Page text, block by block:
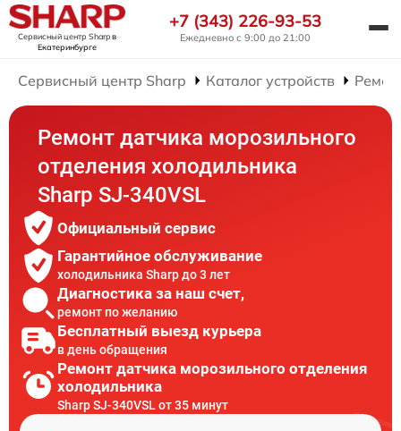
Сервисный центр Sharpв
Екатеринбурге
+7 (343) 226-93-53
Ежедневно с 9:00 до 21:00
Сервисный центр Sharp Каталог устройств
Ремонт датчика морозильного
отделения холодильника
Sharp SJ-340VSL
Официальный сервис
Гарантийное обслуживание
холодильника Sharp до 3 лет
Диагностика за наш счет,
ремонт по желанию
Бесплатный выезд курьера
в день обращения
Ремонт датчика морозильного отделения
холодильника
Sharp SJ-340VSL от 35 минут